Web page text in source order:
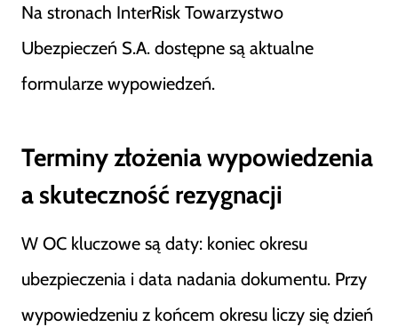
Na stronach InterRisk Towarzystwo
Ubezpieczeń S.A. dostępne są aktualne
formularze wypowiedzeń.
Terminy złożenia wypowiedzenia
a skuteczność rezygnacji
W OC kluczowe są daty: koniec okresu
ubezpieczenia i data nadania dokumentu. Przy
wypowiedzeniu z końcem okresu liczy się dzień